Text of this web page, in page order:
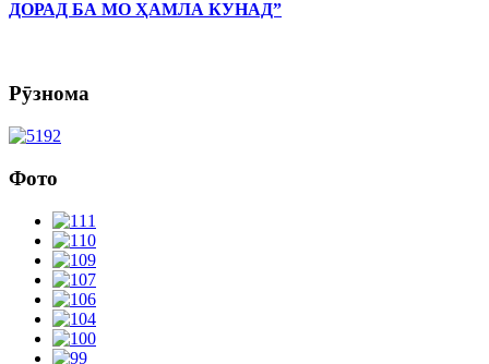
ДОРАД БА МО ҲАМЛА КУНАД”
Рӯзнома
Фото